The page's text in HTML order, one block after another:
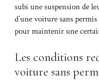
subi une suspension de
d’une voiture sans
pour maintenir une
Les conditions
voiture sans